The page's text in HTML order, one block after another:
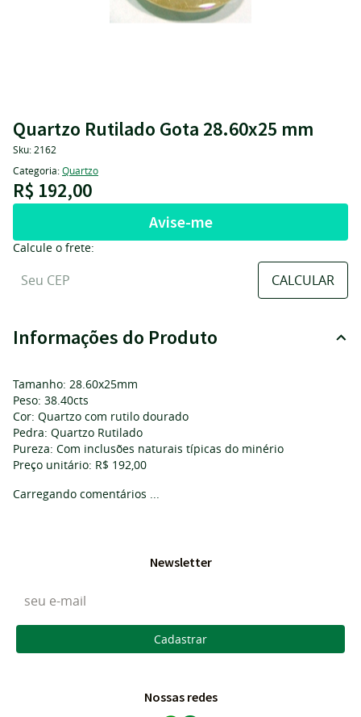
Quartzo Rutilado Gota 28.60x25 mm
Sku: 2162
Categoria:Quartzo
R$ 192,00
Avise-me
Calcule o frete:
Informações do Produto
Tamanho: 28.60x25mm
Peso: 38.40cts
Cor: Quartzo com rutilo dourado
Pedra: Quartzo Rutilado
Pureza: Com inclusões naturais típicas do minério
Preço unitário: R$ 192,00
Carregando comentários ...
Newsletter
Cadastrar
Nossas redes